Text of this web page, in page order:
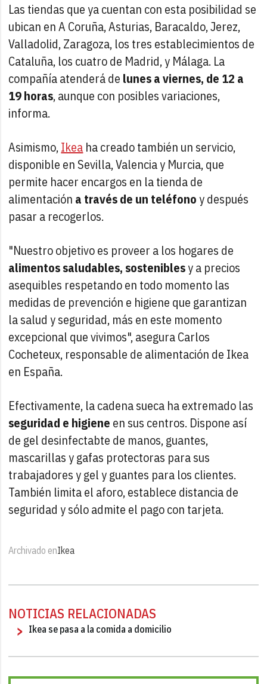
Las tiendas que ya cuentan con esta posibilidad se
ubican en A Coruña, Asturias, Baracaldo, Jerez,
Valladolid, Zaragoza, los tres establecimientos de
Cataluña, los cuatro de Madrid, y Málaga. La
compañía atenderá de lunes a viernes, de 12 a
19 horas, aunque con posibles variaciones,
informa.
Asimismo,Ikea ha creado también un servicio,
disponible en Sevilla, Valencia y Murcia, que
permite hacer encargos en la tienda de
alimentación a través de un teléfonoy después
pasar a recogerlos.
"Nuestro objetivo es proveer a los hogares de
alimentos saludables, sosteniblesy a precios
asequibles respetando en todo momento las
medidas de prevención e higiene que garantizan
la salud y seguridad, más en este momento
excepcional que vivimos", asegura Carlos
Cocheteux, responsable de alimentación de Ikea
en España.
Efectivamente, la cadena sueca ha extremado las
seguridad e higiene en sus centros. Dispone así
de gel desinfectabte de manos, guantes,
mascarillas y gafas protectoras para sus
trabajadores y gel y guantes para los clientes.
También limita el aforo, establece distancia de
seguridad y sólo admite el pago con tarjeta.
Archivado enIkea
NOTICIAS RELACIONADAS
Ikea se pasa a la comida a domicilio